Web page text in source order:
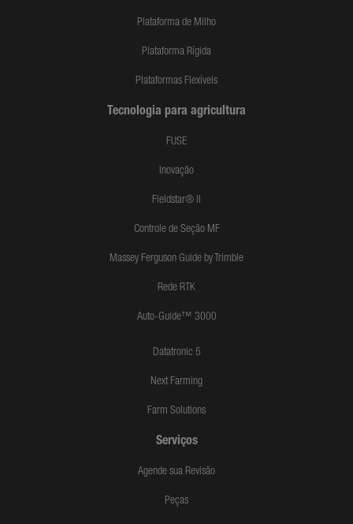
Plataforma de Milho
Plataforma Rígida
Plataformas Flexíveis
Tecnologia para agricultura
FUSE
Inovação
Fieldstar® II
Controle de Seção MF
Massey Ferguson Guide by Trimble
Rede RTK
Auto-Guide™ 3000
Datatronic 5
Next Farming
Farm Solutions
Serviços
Agende sua Revisão
Peças